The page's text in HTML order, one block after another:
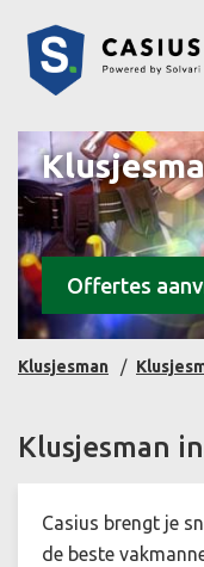
Offertes
Klusjesman
Klusjesman
Casius brengt je
de beste